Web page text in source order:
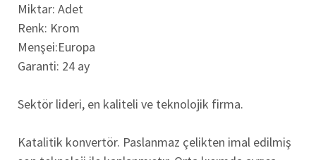
Miktar: Adet
Renk: Krom
Menşei:Europa
Garanti: 24 ay
Sektör lideri, en kaliteli ve teknolojik firma.
Katalitik konvertör. Paslanmaz çelikten imal edilmiş